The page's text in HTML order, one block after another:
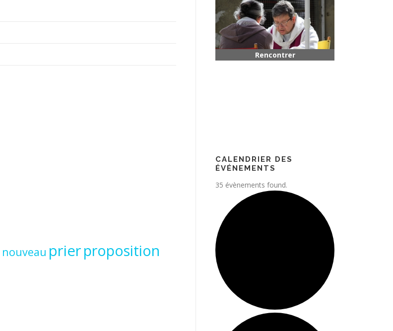
nouveau prierproposition
CALENDRIER DES
ÉVÉNEMENTS
35 évènements found.